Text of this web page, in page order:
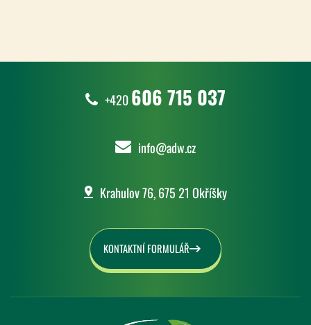
+420606 715 037
info@adw.cz
Krahulov 76, 675 21 Okříšky
KONTAKTNÍ FORMULÁŘ